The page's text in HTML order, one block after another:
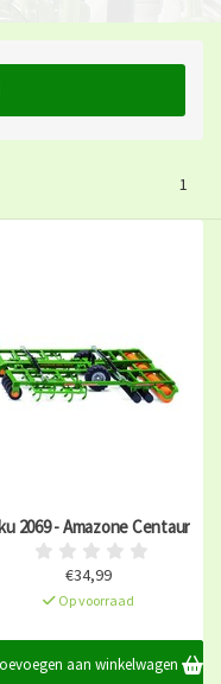
1
2069 - Amazone Centaur
€34,99
Op voorraad
aan winkelwagen